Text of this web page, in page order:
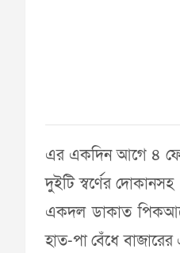
এর একদিন আগে ৪
দুইটি স্বর্ণের
একদল ডাকাত পিকআপে
হাত-পা বেঁধে